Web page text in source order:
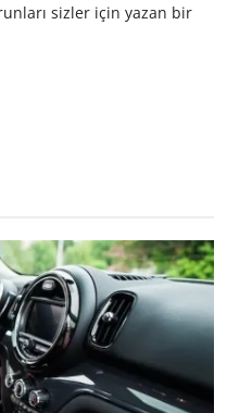
sizler için yazan bir